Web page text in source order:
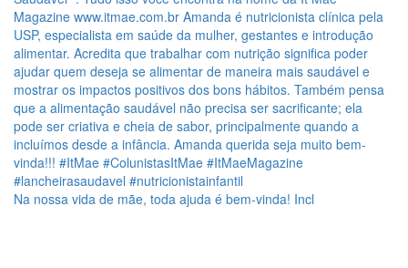
Na nossa vida de mãe, toda ajuda é bem-vinda! Incl